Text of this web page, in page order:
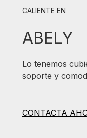
CALIENTE EN
ABELY
Lo tenemos
soporte y
CONTACTA